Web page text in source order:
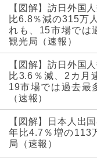
【図解】訪日外国
比6.8％減の315万
れも、15市場で
観光局（速報）
【図解】訪日外国
比3.6％減、2カ月
19市場では過去
（速報）
【図解】日本人出
年比4.7％増の
局（速報）